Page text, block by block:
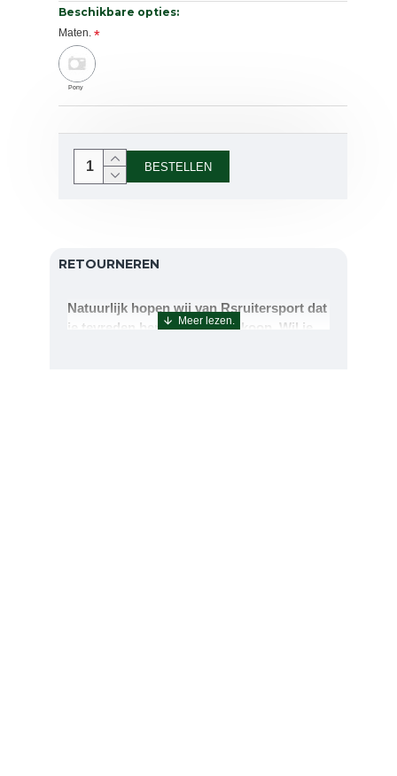
Beschikbare opties:
Maten.
Pony
BESTELLEN
RETOURNEREN
Natuurlijk hopen wij van Rsruitersport dat
je tevreden bent met uw aankoop. Wil je